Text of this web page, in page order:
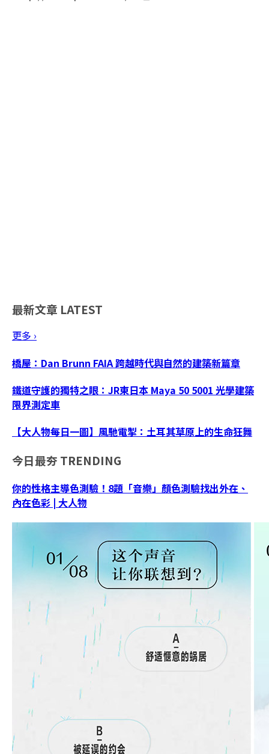
最新文章 LATEST
更多 ›
橋屋：Dan Brunn FAIA 跨越時代與自然的建築新篇章
鐵道守護的獨特之眼：JR東日本 Maya 50 5001 光學建築
限界測定車
【大人物每日一圖】風馳電掣：土耳其草原上的生命狂舞
今日最夯 TRENDING
你的性格主導色測驗！8題「音樂」顏色測驗找出外在、
內在色彩 | 大人物